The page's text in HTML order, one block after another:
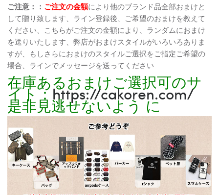
ご注意：： ご注文の金額により他のブランド品全部おまけと
して贈り致します、ライン登録後、ご希望のおまけを教えて
ください、こちらがご注文の金額により、ランダムにおまけ
を送りいたします、弊店がおまけスタイルがいろいろありま
すが、もしさらにおまけのスタイルご選択をご指定ご希望の
場合、ラインでメッセージを送ってください
在庫あるおまけご選択可のサ
イト：https://cakoren.com/
是非見逃せないよう に